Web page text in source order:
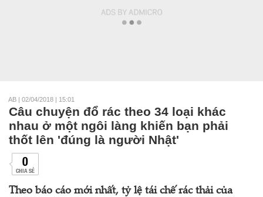
AB | 02/04/2018 | 15:01
Câu chuyện đổ rác theo 34 loại khác
nhau ở một ngôi làng khiến bạn phải
thốt lên 'đúng là người Nhật'
0
CHIA SẺ
Theo báo cáo mới nhất, tỷ lệ tái chế rác thải của